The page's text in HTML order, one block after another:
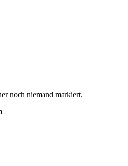
noch niemand markiert.